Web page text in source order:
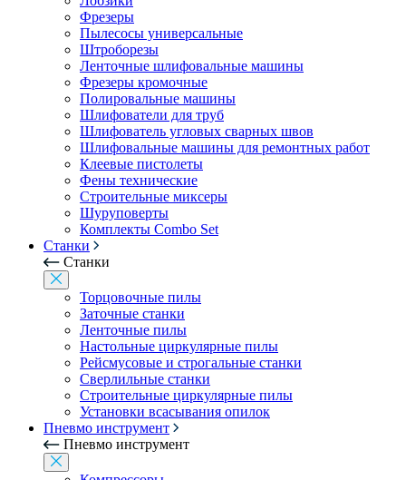
Фрезеры
Пылесосы универсальные
Штроборезы
Ленточные шлифовальные машины
Фрезеры кромочные
Полировальные машины
Шлифователи для труб
Шлифователь угловых сварных швов
Шлифовальные машины для ремонтных работ
Клеевые пистолеты
Фены технические
Строительные миксеры
Шуруповерты
Комплекты Combo Set
Станки
Станки
Торцовочные пилы
Заточные станки
Ленточные пилы
Настольные циркулярные пилы
Рейсмусовые и строгальные станки
Сверлильные станки
Строительные циркулярные пилы
Установки всасывания опилок
Пневмо инструмент
Пневмо инструмент